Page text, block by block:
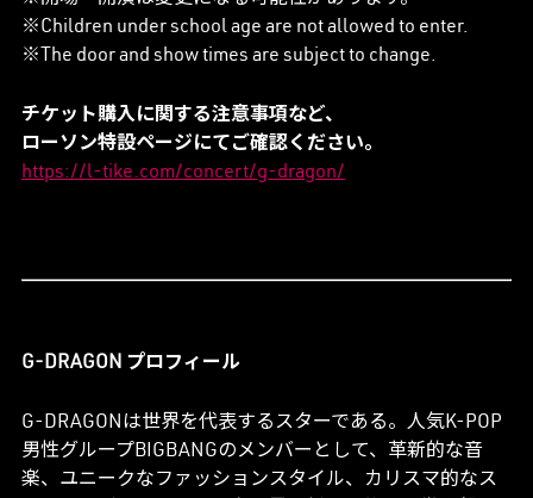
※Children under school age are not allowed to enter.
※The door and show times are subject to change.
チケット購入に関する注意事項など、
ローソン特設ページにてご確認ください。
https://l-tike.com/concert/g-dragon/
G-DRAGON プロフィール
G-DRAGONは世界を代表するスターである。人気K-POP
男性グループBIGBANGのメンバーとして、革新的な音
楽、ユニークなファッションスタイル、カリスマ的なス